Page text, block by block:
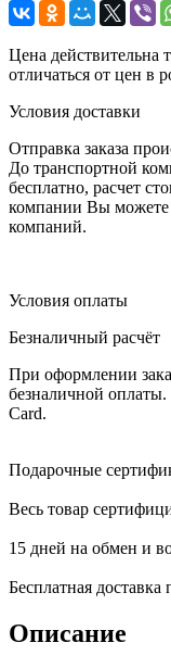
Цена действительна
отличаться от цен в
Условия доставки
Отправка заказа
До транспортной
бесплатно, расчет
компании Вы можете
компаний.
Условия оплаты
Безналичный расчёт
При оформлении
безналичной
Card.
Подарочные
Весь товар
15 дней на обмен и
Бесплатная доставка
Описание